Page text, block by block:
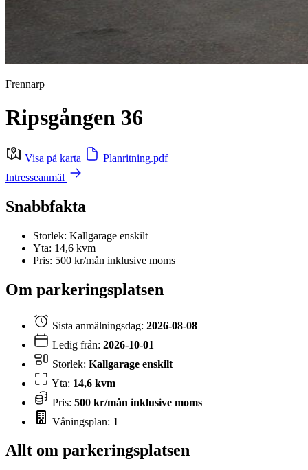
Frennarp
Ripsgången 36
Visa på karta
Planritning.pdf
Intresseanmäl
Snabbfakta
Storlek: Kallgarage enskilt
Yta: 14,6 kvm
Pris: 500 kr/mån inklusive moms
Om parkeringsplatsen
Sista anmälningsdag: 2026-08-08
Ledig från: 2026-10-01
Storlek: Kallgarage enskilt
Yta: 14,6 kvm
Pris: 500 kr/mån inklusive moms
Våningsplan: 1
Allt om parkeringsplatsen